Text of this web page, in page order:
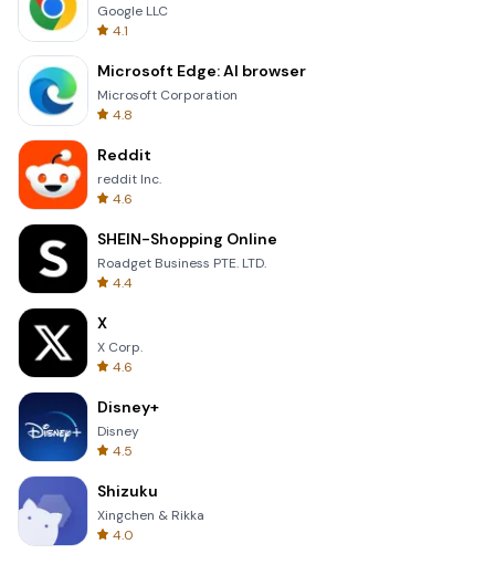
Google LLC
4.1
Microsoft Edge: AI browser
Microsoft Corporation
4.8
Reddit
reddit Inc.
4.6
SHEIN-Shopping Online
Roadget Business PTE. LTD.
4.4
X
X Corp.
4.6
Disney+
Disney
4.5
Shizuku
Xingchen & Rikka
4.0